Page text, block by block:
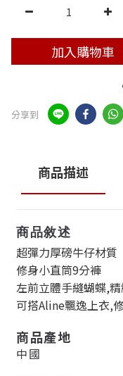
加入購物車
分享到
商品描述
商品敘述
超彈力厚磅牛仔材質
修身小直筒9分褲
左前立體手縫蝴蝶,
可搭Aline飄逸上衣,
商品產地
中國